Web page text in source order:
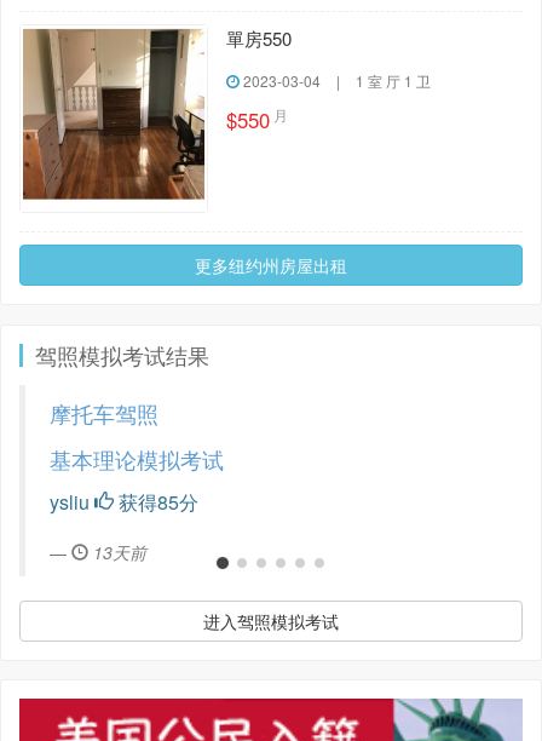
單房550
2023-03-04 | 1 室 厅 1 卫
$550 月
更多纽约州房屋出租
驾照模拟考试结果
摩托车驾照
基本理论模拟考试
ysliu 获得85分
13天前
进入驾照模拟考试